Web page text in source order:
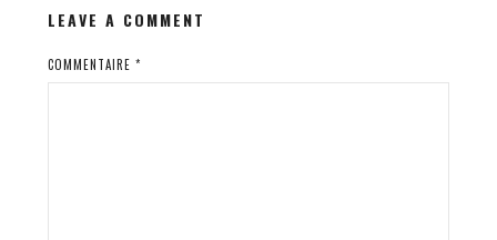
LEAVE A COMMENT
COMMENTAIRE *